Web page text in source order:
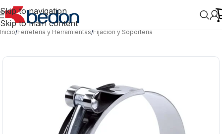
Skip to navigation
Skip to main content
Inicio/Ferretería y Herramientas/Fijación y Soportería